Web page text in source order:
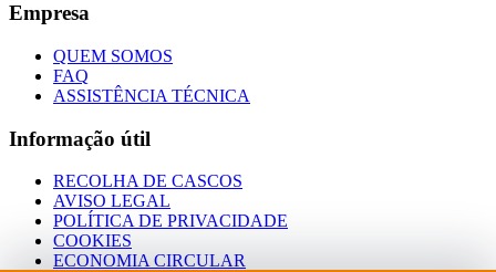
Empresa
QUEM SOMOS
FAQ
ASSISTÊNCIA TÉCNICA
Informação útil
RECOLHA DE CASCOS
AVISO LEGAL
POLÍTICA DE PRIVACIDADE
COOKIES
ECONOMIA CIRCULAR